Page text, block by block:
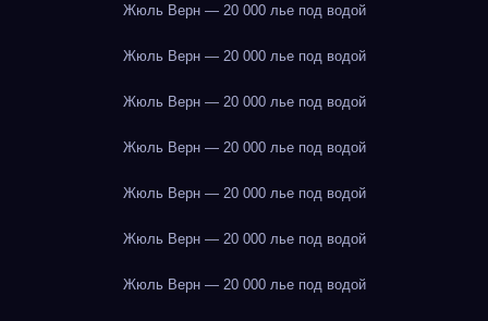
Жюль Верн — 20 000 лье под водой
Жюль Верн — 20 000 лье под водой
Жюль Верн — 20 000 лье под водой
Жюль Верн — 20 000 лье под водой
Жюль Верн — 20 000 лье под водой
Жюль Верн — 20 000 лье под водой
Жюль Верн — 20 000 лье под водой